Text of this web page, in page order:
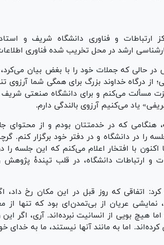
ارتباطات و فناوری دانشگاه شریف و
ارشد در محل تخریب شده فناوری اطلاعات
در حالی که جملات خود را با بغض بیان
از درگاه خداوند بزرگ برای همگی شما آرزوی
مسألت می‌کنم و برای دانشگاه صنعتی
یاد می‌کنیم آرزوی بالندگی دارم.
هنگامی که در خدمتتان بودم و از محتوای
را در دانشگاه و در دفتر خود برگزار کنم.
با افتخار اعلام می‌کنم که این جلسه را
و ارتباطات دانشگاه، در قلب تپندهٔ پژوهش
اتفاقی که روز قبل در این مکان رخ داد،
عریان از بی‌تمدن‌ای بود که تنها
هیچ بویی از انسانیت نبرده‌اند. آری، اگر این
اما به مانند آنها نیستند، ما به خدای